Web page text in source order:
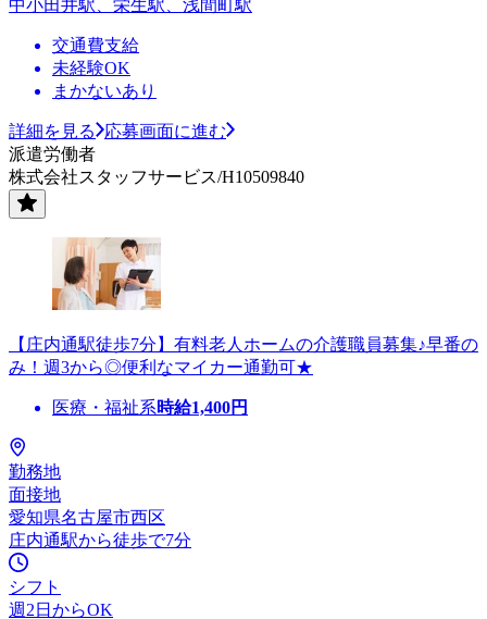
中小田井駅、栄生駅、浅間町駅
交通費支給
未経験OK
まかないあり
詳細を見る
応募画面に進む
派遣労働者
株式会社スタッフサービス/H10509840
【庄内通駅徒歩7分】有料老人ホームの介護職員募集♪早番の
み！週3から◎便利なマイカー通勤可★
医療・福祉系時給1,400円
勤務地
面接地
愛知県名古屋市西区
庄内通駅から徒歩で7分
シフト
週2日からOK